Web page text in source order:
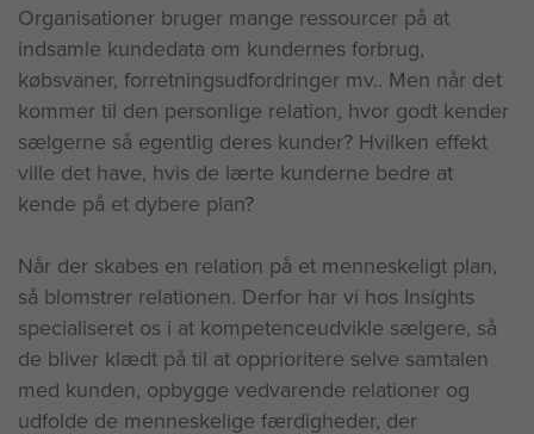
Organisationer bruger mange ressourcer på at
indsamle kundedata om kundernes forbrug,
købsvaner, forretningsudfordringer mv.. Men når det
kommer til den personlige relation, hvor godt kender
sælgerne så egentlig deres kunder? Hvilken effekt
ville det have, hvis de lærte kunderne bedre at
kende på et dybere plan?
Når der skabes en relation på et menneskeligt plan,
så blomstrer relationen. Derfor har vi hos Insights
specialiseret os i at kompetenceudvikle sælgere, så
de bliver klædt på til at opprioritere selve samtalen
med kunden, opbygge vedvarende relationer og
udfolde de menneskelige færdigheder, der